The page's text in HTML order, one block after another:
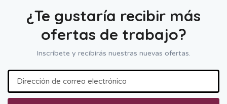
¿Te gustaría recibir más
ofertas de trabajo?
Inscríbete y recibirás nuestras nuevas ofertas.